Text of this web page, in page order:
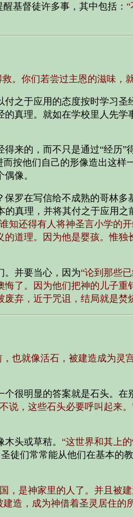
基督徒许多事，其中包括：
。你们若尝过主恩的滋味，就
之于应用的态度按时学习圣
真理。就如在学校里人先学
来的，而不只是通过“经历”
按他们自己的形像造出这样
像。
罗在写信给不成熟的哥林多
的真理，并将其付之于应用
知还得有人将神圣言小学的
的道理。因为他是婴孩。惟独
。并要当心，因为“论到那些
了。因为他们把神的儿子
弃，近于咒诅，结局就是焚
也就像活石，被建造成为灵
很明显的答案就是石头。在
说，这些石头必要呼叫起来。
头或草秸。 “这世界和其上
徒们常常能从他们在基本的
，是神家里的人了。并且被
造，成为神借着圣灵居住的